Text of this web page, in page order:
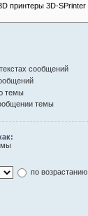
сообщений
темы
темы
по возрастанию